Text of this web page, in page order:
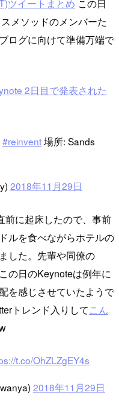
ツイートまとめ この日
メソッドのメンバーた
ログに向けて準備万端で
2日目で発表された
#reinvent場所: Sands
2018年11月29日
前に起床したので、事前
ルを食べながらホテルの
した。先輩や同僚の
の日のKeynoteは例年に
を感じさせていたようで
トレンド入りしてこん
t.co/OhZLZgEY4s
2018年11月29日